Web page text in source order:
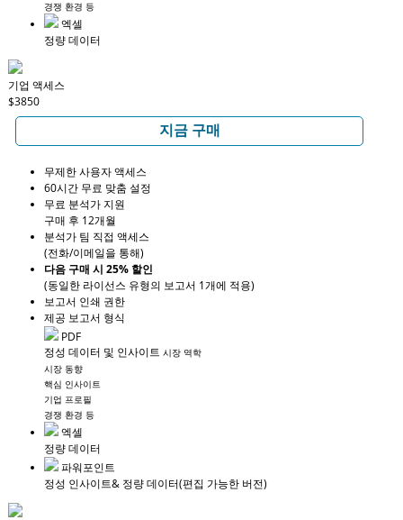
경쟁 환경 등
엑셀
정량 데이터
기업 액세스
$3850
지금 구매
무제한 사용자 액세스
60시간 무료 맞춤 설정
무료 분석가 지원
구매 후 12개월
분석가 팀 직접 액세스
(전화/이메일을 통해)
다음 구매 시 25% 할인
(동일한 라이선스 유형의 보고서 1개에 적용)
보고서 인쇄 권한
제공 보고서 형식
PDF
정성 데이터 및 인사이트 시장 역학
시장 동향
핵심 인사이트
기업 프로필
경쟁 환경 등
엑셀
정량 데이터
파워포인트
정성 인사이트& 정량 데이터(편집 가능한 버전)